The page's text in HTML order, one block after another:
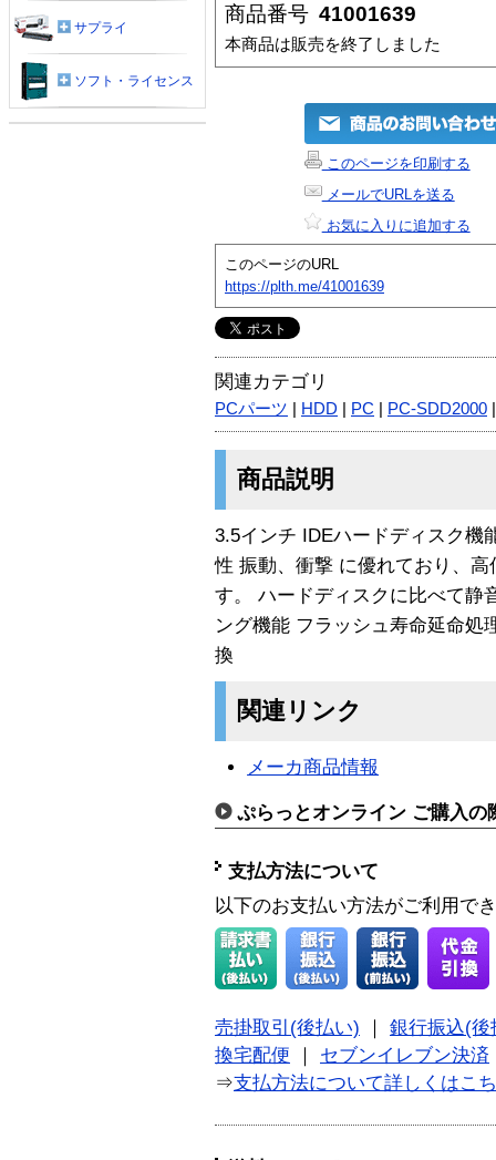
商品番号 41001639
本商品は販売を終了しました
このページを印刷する
メールでURLを送る
お気に入りに追加する
このページのURL
https://plth.me/41001639
関連カテゴリ
PCパーツ HDD PC PC-SDD2000
商品説明
3.5インチ IDEハードディスク機
性 振動、衝撃 に優れており、
す。 ハードディスクに比べて静
ング機能 フラッシュ寿命延命処
換
関連リンク
メーカ商品情報
ぷらっとオンライン ご購入の
支払方法について
以下のお支払い方法がご利用で
売掛取引(後払い)
銀行振込(後
換宅配便
セブンイレブン決済
⇒支払方法について詳しくはこ
サプライ
ソフト・ライセンス